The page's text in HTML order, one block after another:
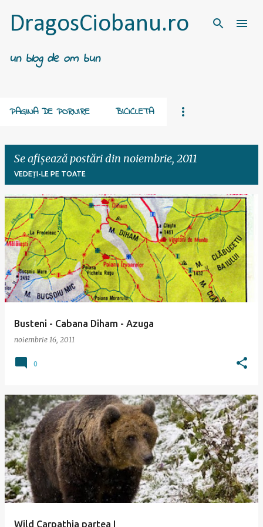
Treceți la conținutul principal
DragosCiobanu.ro
un blog de om bun
PAGINA DE PORNIRE BICICLETA
Se afișează postări din noiembrie, 2011
VEDEȚI-LE PE TOATE
P
o
s
ă
r
Busteni - Cabana Diham - Azuga
noiembrie 16, 2011
0
Wild Carpathia partea I